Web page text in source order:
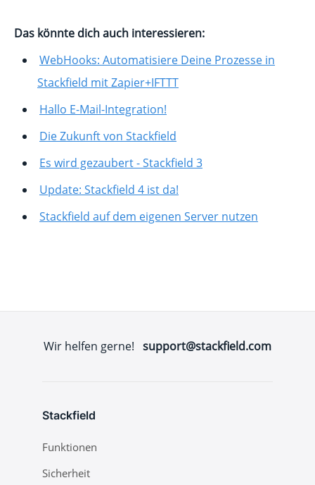
Das könnte dich auch interessieren:
WebHooks: Automatisiere Deine Prozesse in
Stackfield mit Zapier+IFTTT
Hallo E-Mail-Integration!
Die Zukunft von Stackfield
Es wird gezaubert - Stackfield 3
Update: Stackfield 4 ist da!
Stackfield auf dem eigenen Server nutzen
Wir helfen gerne! support@stackfield.com
Stackfield
Funktionen
Sicherheit